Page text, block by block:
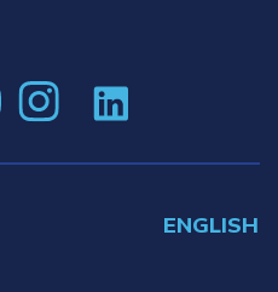
ENGLISH